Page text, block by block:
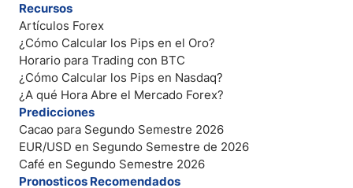
Recursos
Artículos Forex
¿Cómo Calcular los Pips en el Oro?
Horario para Trading con BTC
¿Cómo Calcular los Pips en Nasdaq?
¿A qué Hora Abre el Mercado Forex?
Predicciones
Cacao para Segundo Semestre 2026
EUR/USD en Segundo Semestre de 2026
Café en Segundo Semestre 2026
Pronosticos Recomendados